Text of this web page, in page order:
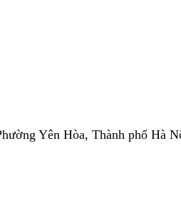
Yên Hòa, Thành phố Hà